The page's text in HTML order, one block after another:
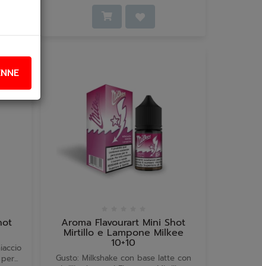
Aroma Flavourart Mini Shot
Mirtillo e Lampone Milkee
10+10
Gusto: Milkshake con base latte con